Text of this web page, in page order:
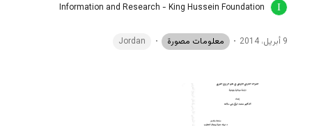
Information and Research - King Hussein Foundation
9 أبريل، 2014 معلومات مصورة Jordan